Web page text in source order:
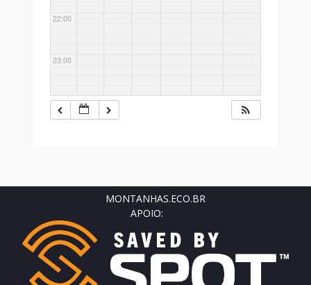
22:00
23:00
MONTANHAS.ECO.BR
APOIO: